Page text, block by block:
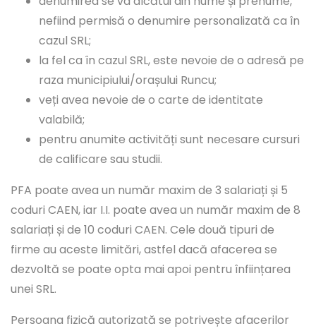
nefiind permisă o denumire personalizată ca în
cazul SRL;
la fel ca în cazul SRL, este nevoie de o adresă pe
raza municipiului/orașului Runcu;
veți avea nevoie de o carte de identitate
valabilă;
pentru anumite activități sunt necesare cursuri
de calificare sau studii.
PFA poate avea un număr maxim de 3 salariați și 5
coduri CAEN, iar I.I. poate avea un număr maxim de 8
salariați și de 10 coduri CAEN. Cele două tipuri de
firme au aceste limitări, astfel dacă afacerea se
dezvoltă se poate opta mai apoi pentru înființarea
unei SRL.
Persoana fizică autorizată se potrivește afacerilor